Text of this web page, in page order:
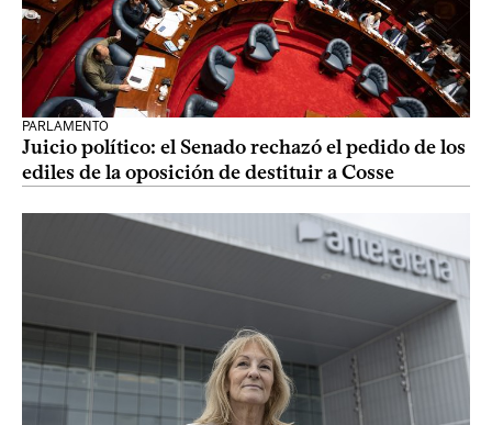
PARLAMENTO
Juicio político: el Senado rechazó el pedido de los
ediles de la oposición de destituir a Cosse